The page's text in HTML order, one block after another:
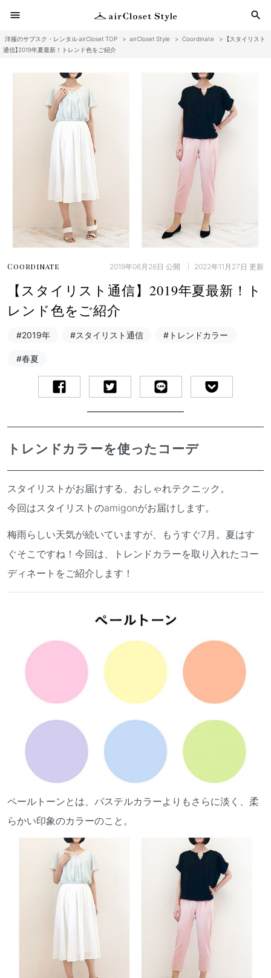
menu search
検
洋服のサブスク・レンタル airCloset TOP > airCloset Style > Coordinate > 【スタイリスト
通信】2019年夏最新！トレンド色をご紹介
Coordinate 2019年06月26日 公開 2022年11月27日 更新
【スタイリスト通信】2019年夏最新！ト
レンド色をご紹介
#2019年 #スタイリスト通信
#トレンドカラー
#春夏
トレンドカラーを使ったコーデ
スタイリストがお届けする、おしゃれテクニック。
今回はスタイリストのamigonがお届けします。
梅雨らしい天気が続いていますが、もうすぐ7月。夏はす
ぐそこですね！今回は、トレンドカラーを取り入れたコー
ディネートをご紹介します！
ペールトーンとは、パステルカラーよりもさらに淡く、柔
らかい印象のカラーのこと。